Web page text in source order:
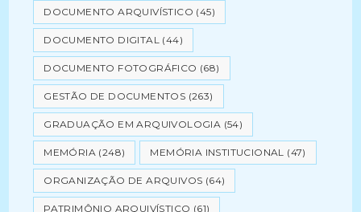
DOCUMENTO ARQUIVÍSTICO (45)
DOCUMENTO DIGITAL (44)
DOCUMENTO FOTOGRÁFICO (68)
GESTÃO DE DOCUMENTOS (263)
GRADUAÇÃO EM ARQUIVOLOGIA (54)
MEMÓRIA (248) MEMÓRIA INSTITUCIONAL (47)
ORGANIZAÇÃO DE ARQUIVOS (64)
PATRIMÔNIO ARQUIVÍSTICO (61)